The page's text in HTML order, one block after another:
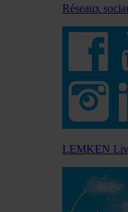
Réseaux
LEMKEN